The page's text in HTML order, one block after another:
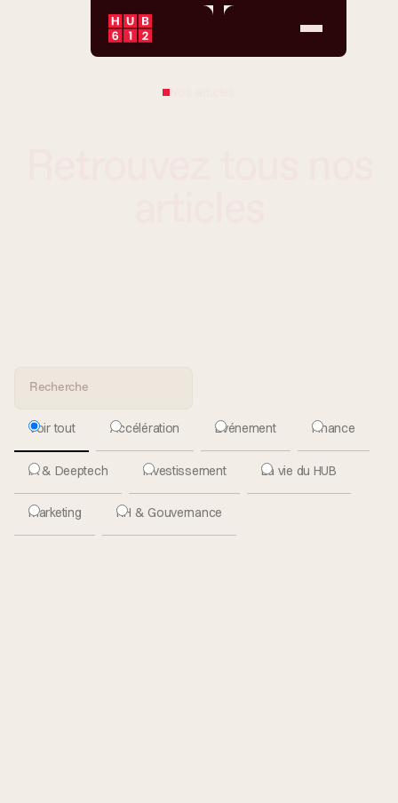
Voir tout Accélération Evénement Finance
IA & Deeptech Investissement La vie du HUB
Marketing RH & Gouvernance